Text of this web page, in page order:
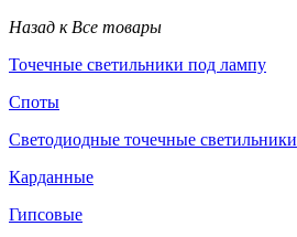
Назад к Все товары
Точечные светильники под лампу
Споты
Светодиодные точечные светильники
Карданные
Гипсовые